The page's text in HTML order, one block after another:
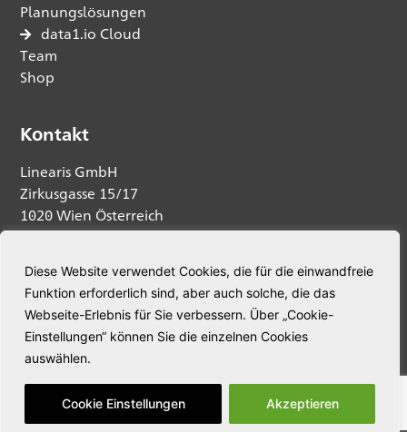
Diese Website verwendet Cookies, die für die einwandfreie
Funktion erforderlich sind, aber auch solche, die das
Webseite-Erlebnis für Sie verbessern. Über „Cookie-
Einstellungen“ können Sie die einzelnen Cookies
auswählen.
Cookie Einstellungen Akzeptieren
Planungslösungen
data1.io Cloud
Team
Shop
Kontakt
Linearis GmbH
Zirkusgasse 15/17
1020 Wien Österreich
Anfrage senden
Telefon:+43 664 5345563
E-Mail:welcome@linearis.at
DatenschutzNutzungsbedingungenAGBImpressum